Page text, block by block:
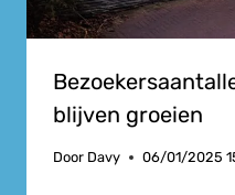
blijven groeien
Door Davy 06/01/2025